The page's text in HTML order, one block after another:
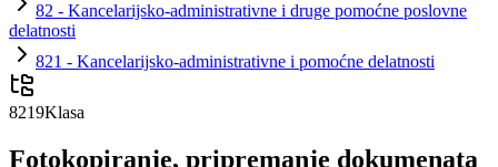
82 - Kancelarijsko-administrativne i druge pomoćne poslovne
delatnosti
821 - Kancelarijsko-administrativne i pomoćne delatnosti
8219Klasa
Fotokopiranje, pripremanje dokumenata